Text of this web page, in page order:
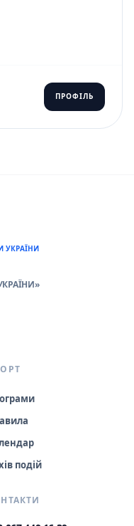
ПРОФІЛЬ
УКРАЇНИ
подій